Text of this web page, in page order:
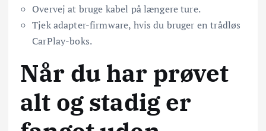
Overvej at bruge kabel på længere ture.
Tjek adapter-firmware, hvis du bruger en trådløs
CarPlay-boks.
Når du har prøvet
alt og stadig er